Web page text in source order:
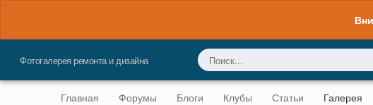
Фотогалерея ремонта и дизайна
Главная Форумы Блоги Клубы Статьи Галерея